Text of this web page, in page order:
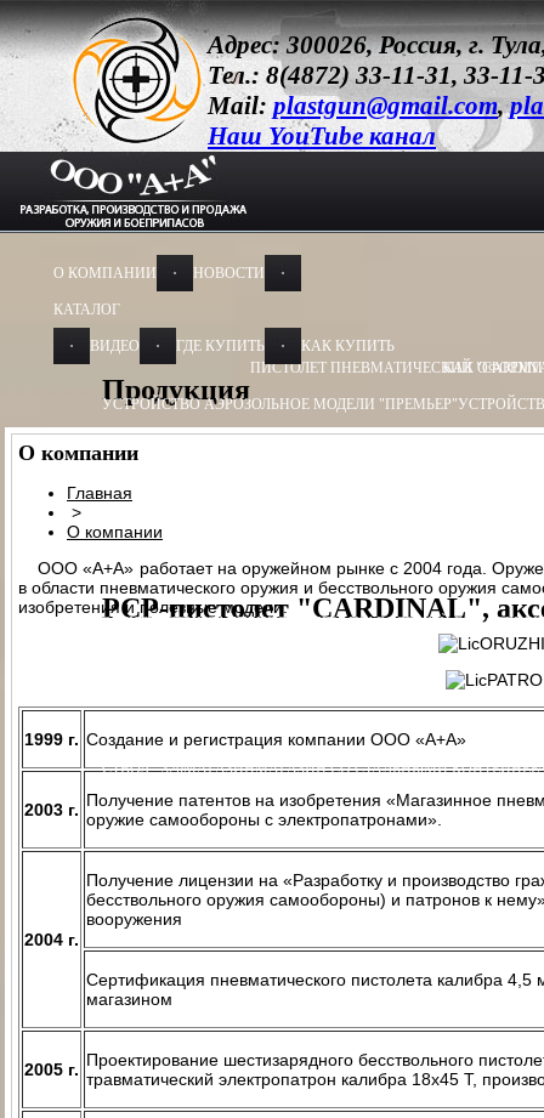
Адрес: 300026, Россия, г.
Тел.: 8(4872) 33-11-31, 33-11-
Mail: plastgun@gmail.com,
Наш YouTube канал
О КОМПАНИИ НОВОСТИ
КАТАЛОГ
Продукция
ПИСТОЛЕТ ПНЕВМАТИЧЕСКИЙ
УСТРОЙСТВО АЭРОЗОЛЬНОЕ МОДЕЛИ "ПРЕМЬЕР"
PCP-пистолет "CARDINAL",
ЭЛЕКТРОПРИКЛАДПРИКЛАД НЕЗАПРАВЛЯЕМЫЙ В СБОРЕ
ЗАТЫЛЬНИК КОЛБЫ ⌀60-61 В
СТВОЛ - 320МАГАЗИНМАГАЗИН СО СТАЛЬНЫМИ
КОМПЛЕКТ УПЛОТНИТЕЛЬНЫХ КОЛЕЦ КОНТЕЙНЕР
ВИДЕО ГДЕ КУПИТЬ
КАК КУПИТЬ
КАК
О компании
Главная
>
О компании
ООО «А+А» работает на оружейном рынке с 2004 года.
в области пневматического оружия и бесствольного оружия
изобретения и полезные модели.
1999 г. Создание и регистрация компании ООО «А+А»
2003 г. Получение патентов на изобретения «Магазинное
оружие самообороны с электропатронами».
2004 г.
Получение лицензии на «Разработку и производство
бесствольного оружия самообороны) и патронов к
вооружения
Сертификация пневматического пистолета калибра
магазином
2005 г. Проектирование шестизарядного бесствольного
травматический электропатрон калибра 18х45 Т,